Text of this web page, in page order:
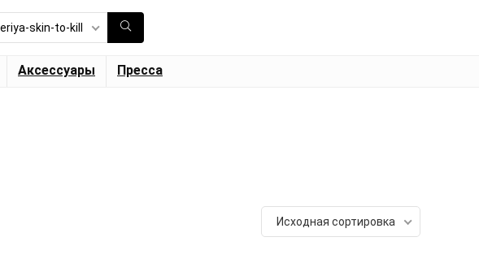
skin-to-kill
Аксессуары Пресса
Исходная сортировка